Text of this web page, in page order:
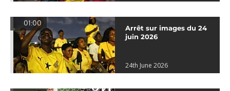
01:00
Arrêt sur images du 24
juin 2026
24th June 2026